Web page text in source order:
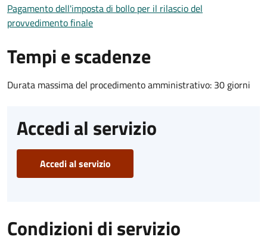
Pagamento dell'imposta di bollo per il rilascio del
provvedimento finale
Tempi e scadenze
Durata massima del procedimento amministrativo: 30 giorni
Accedi al servizio
Accedi al servizio
Condizioni di servizio